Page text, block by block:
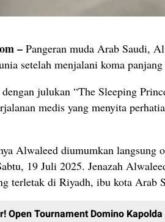
– Pangeran muda Arab Saudi,
setelah menjalani koma
julukan “The Sleeping
medis yang menyita
Alwaleed diumumkan langsung
19 Juli 2025. Jenazah
terletak di Riyadh, ibu kota Arab
Open Tournament Domino